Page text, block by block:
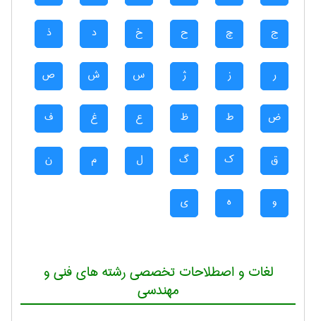
ج چ ح خ د ذ
ر ز ژ س ش ص
ض ط ظ ع غ ف
ق ک گ ل م ن
و ه ی
لغات و اصطلاحات تخصصی رشته های فنی و
مهندسی